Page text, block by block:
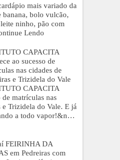
mais variado da
bolo vulcão,
ninho, pão com
Lendo
CAPACITA
ao sucesso de
nas cidades de
e Trizidela do Vale
CAPACITA
de matrículas nas
e Trizidela do Vale. E já
a todo vapor!&n…
FEIRINHA DA
em Pedreiras com